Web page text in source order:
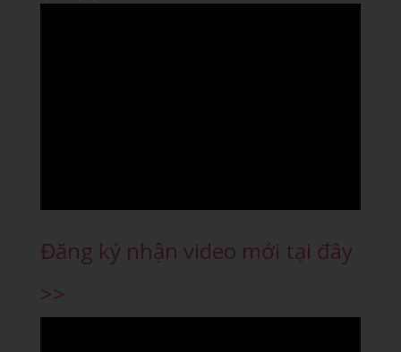
Đăng ký nhận video mới tại đây
>>